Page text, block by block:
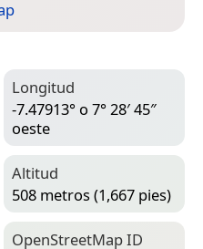
Longitud
-7.47913° o 7° 28′ 45″
oeste
Altitud
508 metros (1,667 pies)
Open­Street­Map ID